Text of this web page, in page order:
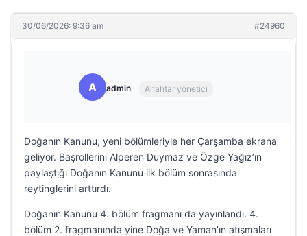
30/06/2026: 9:36 am #24960
A admin Anahtar yönetici
Doğanın Kanunu, yeni bölümleriyle her Çarşamba ekrana
geliyor. Başrollerini Alperen Duymaz ve Özge Yağız’ın
paylaştığı Doğanın Kanunu ilk bölüm sonrasında
reytinglerini arttırdı.
Doğanın Kanunu 4. bölüm fragmanı da yayınlandı. 4.
bölüm 2. fragmanında yine Doğa ve Yaman’ın atışmaları